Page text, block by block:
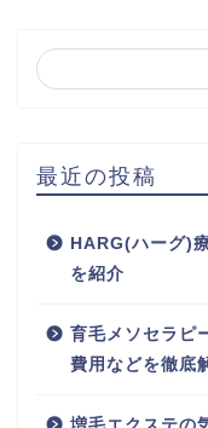
最近の投稿
HARG(ハーグ)
を紹介
育毛メソセラピ
費用などを徹底